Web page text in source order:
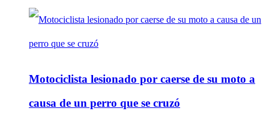
Motociclista lesionado por caerse de su moto a
causa de un perro que se cruzó